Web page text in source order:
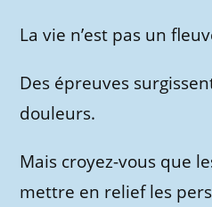
La vie n’est pas un
Des épreuves
douleurs.
Mais croyez-vous que
mettre en relief les